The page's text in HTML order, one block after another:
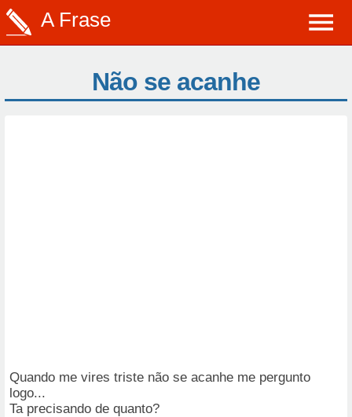
A Frase
Não se acanhe
Quando me vires triste não se acanhe me pergunto
logo...
Ta precisando de quanto?